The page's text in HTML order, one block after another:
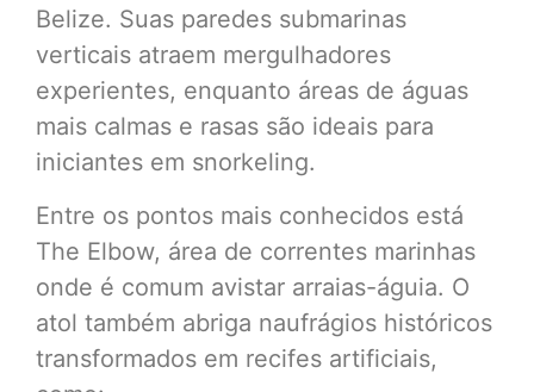
Belize. Suas paredes submarinas
verticais atraem mergulhadores
experientes, enquanto áreas de águas
mais calmas e rasas são ideais para
iniciantes em snorkeling.
Entre os pontos mais conhecidos está
The Elbow, área de correntes marinhas
onde é comum avistar arraias-águia. O
atol também abriga naufrágios históricos
transformados em recifes artificiais,